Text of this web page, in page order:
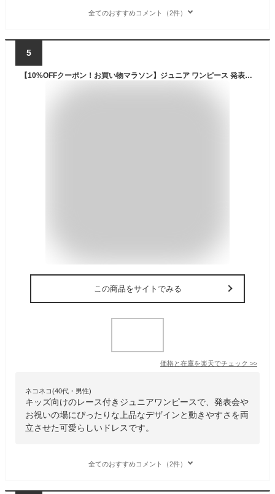
全てのおすすめコメント（2件）
5
【10%OFFクーポン！お買い物マラソン】ジュニア ワンピース 発表会 フォーマル 130cm 140cm 150cm 160cm 165cm ジュニアドレス 子供 ドレス ピアノ発表会 女の子 [ 中学生 ドレス シンプル 結婚式 コンクール 上品 ネイビー ブルー ボルドー 赤 サバンナ ]
この商品をサイトでみる
価格と在庫を楽天でチェック >>
ネコネコ(40代・男性)
キッズ向けのレース付きジュニアワンピースで、発表会や
お祝いの場にぴったりな上品なデザインと動きやすさを両
立させた可愛らしいドレスです。
全てのおすすめコメント（2件）